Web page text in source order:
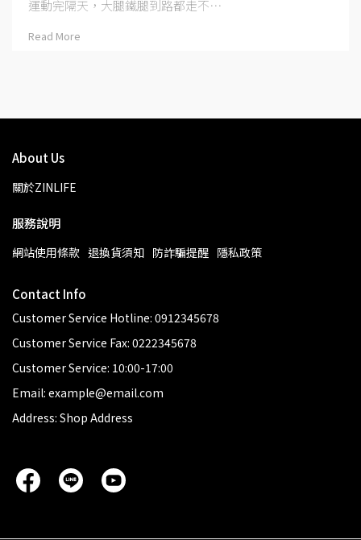
運動完隔天，大腿鐵腿到路都走不⋯
Read More
About Us
關於ZINLIFE
服務說明
網站使用條款 退換貨須知 防詐騙提醒 隱私政策
Contact Info
Customer Service Hotline: 0912345678
Customer Service Fax: 0222345678
Customer Service: 10:00-17:00
Email: example@email.com
Address: Shop Address